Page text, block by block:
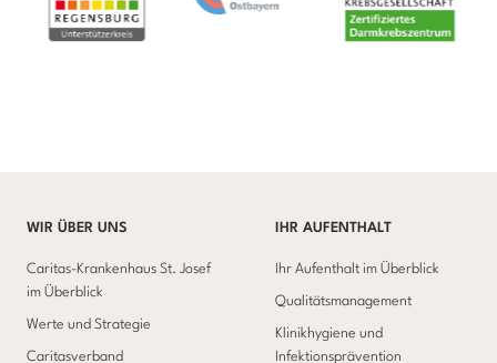
WIR ÜBER UNS
Caritas-Krankenhaus St. Josef
im Überblick
Werte und Strategie
Caritasverband
IHR AUFENTHALT
Ihr Aufenthalt im Überblick
Qualitätsmanagement
Klinikhygiene und
Infektionsprävention